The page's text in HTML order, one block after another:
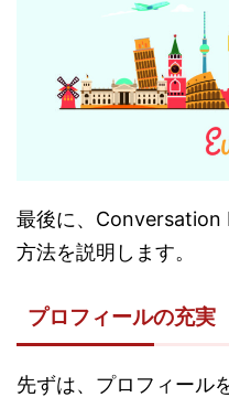
最後に、Conversation
方法を説明します。
プロフィールの充実
先ずは、プロフィール